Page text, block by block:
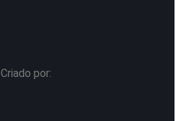
Criado por: